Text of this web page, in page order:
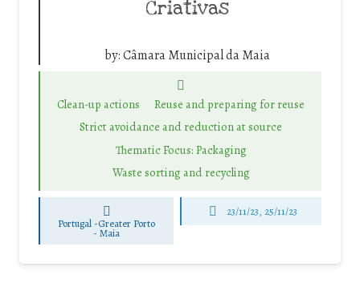
Criativas
by:Câmara Municipal da Maia
Clean-up actions
Reuse and preparing for reuse
Strict avoidance and reduction at source
Thematic Focus: Packaging
Waste sorting and recycling
Portugal -Greater Porto
-Maia
23/11/23, 25/11/23